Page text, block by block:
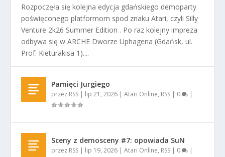
Rozpoczęła się kolejna edycja gdańskiego demoparty
poświęconego platformom spod znaku Atari, czyli Silly
Venture 2k26 Summer Edition . Po raz kolejny impreza
odbywa się w ARCHE Dworze Uphagena (Gdańsk, ul.
Prof. Kieturakisa 1)....
Pamięci Jurgiego
przez RSS | lip 21, 2026 |Atari Online, RSS | 0 |
Sceny z demosceny #7: opowiada SuN
przez RSS | lip 19, 2026 |Atari Online, RSS | 0 |